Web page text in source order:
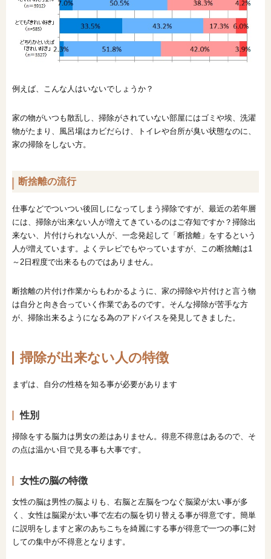
例えば、こんな人はいないでしょうか？
家の物がいつも散乱し、掃除がされていない部屋にはゴミや埃、洗濯
物がたまり、風呂場はカビだらけ、トイレや台所が臭い状態なのに、
家の掃除をしない方。
断捨離の流行
仕事などでついつい後回しになってしまう掃除ですが、最近の若年層
には、掃除が出来ない人が増えてきているのはご存知ですか？掃除出
来ない、片付けられない人が、一念発起して「断捨離」をするという
人が増えています。よくテレビでもやっていますが、この断捨離は1
～2日程度で出来るものではありません。
断捨離の片付け作業からもわかるように、家の掃除や片付けと言う物
は自分と向き合っていく作業であるのです。そんな掃除が苦手な方
が、掃除出来るようになる為のアドバイスを発見してきました。
掃除が出来ない人の特徴
まずは、自分の性格を知る事が必要があります
性別
掃除をする脳力は男女の差はありません。得意不得意はあるので、そ
の点は温かい目で見る事も大事です。
女性の脳の特徴
女性の脳は男性の脳よりも、右脳と左脳をつなぐ脳梁が太い事が多
く、女性は脳梁が太い事で左右の脳を切り替える事が得意です。簡単
に説明をしますと家のあちこちを綺麗にする事が得意で一つの事に対
しての集中が不得意となります。